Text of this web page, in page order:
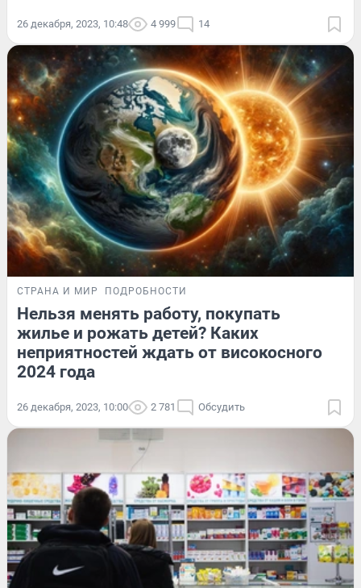
26 декабря, 2023, 10:48 4 999 14
СТРАНА И МИР ПОДРОБНОСТИ
Нельзя менять работу, покупать
жилье и рожать детей? Каких
неприятностей ждать от високосного
2024 года
26 декабря, 2023, 10:00 2 781 Обсудить